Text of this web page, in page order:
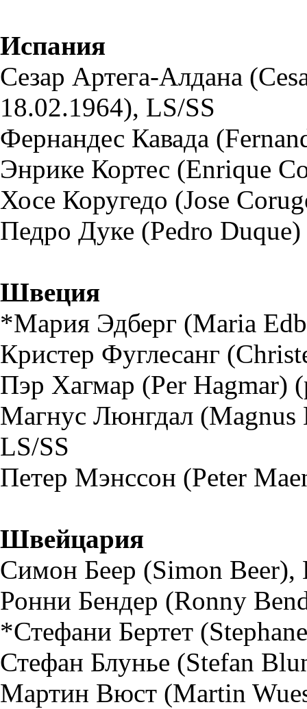
Испания
Сезар Артега-Алдана
18.02.1964), LS/SS
Фернандес Кавада
Энрике Кортес (Enrique
Хосе Коругедо (Jose
Педро Дуке (Pedro
Швеция
*Мария Эдберг (Maria
Кристер Фуглесанг
Пэр Хагмар (Per Hagmar)
Магнус Люнгдал
LS/SS
Петер Мэнссон (Peter
Швейцария
Симон Беер (Simon Beer),
Ронни Бендер (Ronny
*Стефани Бертет
Стефан Блунье (Stefan
Мартин Вюст (Martin